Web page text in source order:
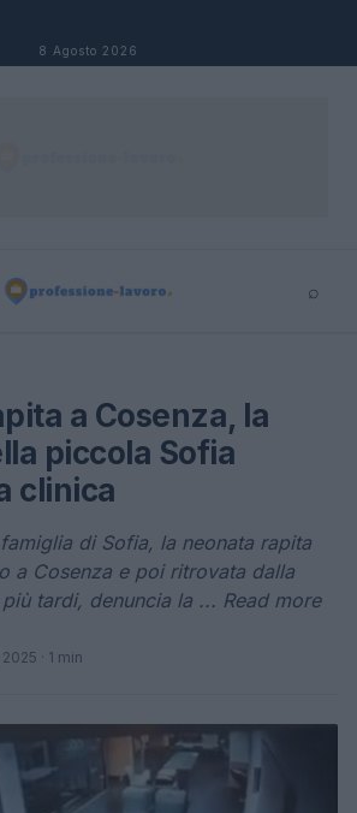
8 Agosto 2026
⌕
a Cosenza, la
piccola Sofia
clinica
di Sofia, la neonata rapita
a Cosenza e poi ritrovata dalla
tardi, denuncia la ... Read more
· 1 min